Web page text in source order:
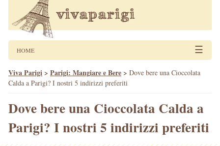
HOME ☰
Viva Parigi > Parigi: Mangiare e Bere > Dove bere una Cioccolata
Calda a Parigi? I nostri 5 indirizzi preferiti
Dove bere una Cioccolata Calda a
Parigi? I nostri 5 indirizzi preferiti